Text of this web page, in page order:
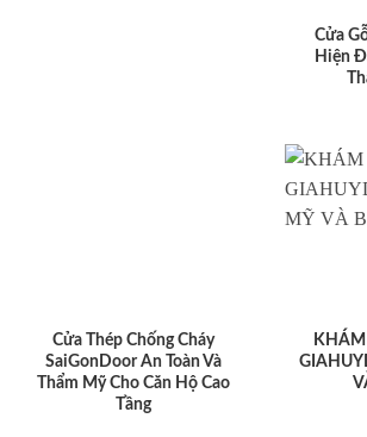
Cửa
Hiện
Cửa Thép Chống Cháy
SaiGonDoor An Toàn Và
Thẩm Mỹ Cho Căn Hộ Cao
Tầng